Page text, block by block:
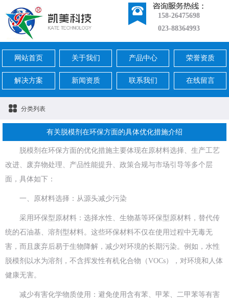
158-26475698
023-88364993
网站首页 关于我们 产品中心 荣誉资质
解决方案 新闻资质 联系我们 在线留言
分类列表
有关脱模剂在环保方面的具体优化措施介绍
脱模剂在环保方面的优化措施主要体现在原材料选择、生产工艺
改进、废弃物处理、产品性能提升、政策合规与市场引导等多个层
面，具体如下：
一、原材料选择：从源头减少污染
采用环保型原材料：选择水性、生物基等环保型原材料，替代传
统的石油基、溶剂型材料。这些环保材料不仅在使用过程中无毒无
害，而且废弃后易于生物降解，减少对环境的长期污染。例如，水性
脱模剂以水为溶剂，不含挥发性有机化合物（VOCs），对环境和人体
健康无害。
减少有害化学物质使用：避免使用含有苯、甲苯、二甲苯等有害